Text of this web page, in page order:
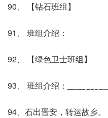
90、 【钻石班组】
91、 班组介绍：
92、 【绿色卫士班组】
93、 班组介绍：
94、石出晋安，转运故乡。